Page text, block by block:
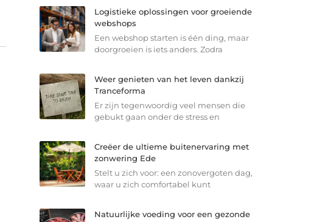
Logistieke oplossingen voor groeiende
webshops
Een webshop starten is één ding, maar
doorgroeien is iets anders. Zodra
Weer genieten van het leven dankzij
Tranceforma
Er zijn tegenwoordig veel mensen die
gebukt gaan onder de stress en
Creëer de ultieme buitenervaring met
zonwering Ede
Stelt u zich voor: een zonovergoten dag,
waar u zich comfortabel kunt
Natuurlijke voeding voor een gezonde